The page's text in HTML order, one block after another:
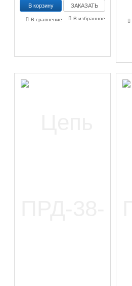
ЗАКАЗАТЬ
В избранное
В сравнение